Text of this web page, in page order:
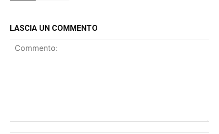
LASCIA UN COMMENTO